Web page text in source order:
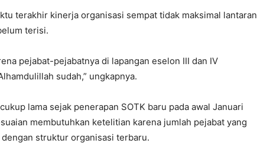
terakhir kinerja organisasi sempat tidak maksimal lantaran
terisi.
pejabat-pejabatnya di lapangan eselon III dan IV
sudah,” ungkapnya.
lama sejak penerapan SOTK baru pada awal Januari
membutuhkan ketelitian karena jumlah pejabat yang
struktur organisasi terbaru.